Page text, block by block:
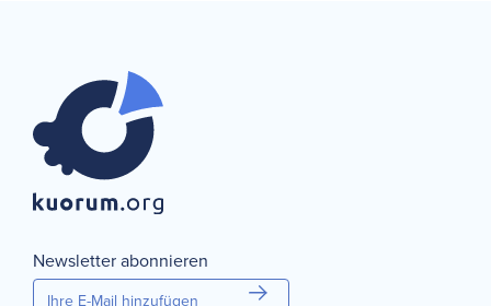
Newsletter abonnieren